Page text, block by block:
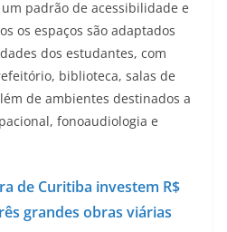
padrão de acessibilidade e
os espaços são adaptados
dos estudantes, com
biblioteca, salas de
de ambientes destinados a
fonoaudiologia e
de Curitiba investem R$
grandes obras viárias